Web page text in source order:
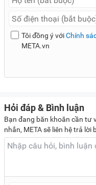
Tôi đồng ý vớiChính
META.vn
Hỏi đáp & Bình luận
Bạn đang băn khoăn cần tư
nhắn, META sẽ liên hệ trả lời